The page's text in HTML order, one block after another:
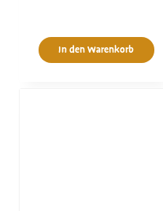
In den Warenkorb